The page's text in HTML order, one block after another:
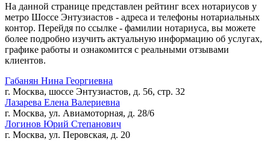
На данной странице представлен рейтинг всех нотариусов у
метро Шоссе Энтузиастов - адреса и телефоны нотариальных
контор. Перейдя по ссылке - фамилии нотариуса, вы можете
более подробно изучить актуальную информацию об услугах,
графике работы и ознакомится с реальными отзывами
клиентов.
Габанян Нина Георгиевна
г. Москва, шоссе Энтузиастов, д. 56, стр. 32
Лазарева Елена Валериевна
г. Москва, ул. Авиамоторная, д. 28/6
Логинов Юрий Степанович
г. Москва, ул. Перовская, д. 20